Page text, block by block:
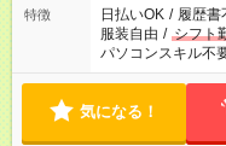
特徴 日払いOK / 履歴書
服装自由 / シフト
パソコンスキル不
気になる！